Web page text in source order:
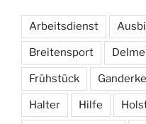
Arbeitsdienst
Breitensport
Frühstück
Halter Hilfe